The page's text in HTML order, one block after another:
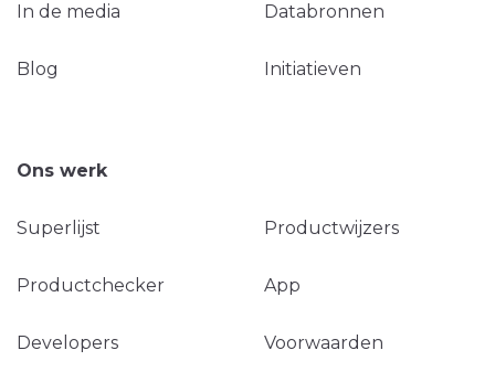
In de media Databronnen
Blog Initiatieven
Ons werk
Superlijst Productwijzers
Productchecker App
Developers Voorwaarden